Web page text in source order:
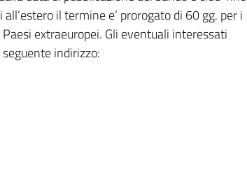
il termine e’ prorogato di 60 gg. per i
extraeuropei. Gli eventuali interessati
indirizzo: